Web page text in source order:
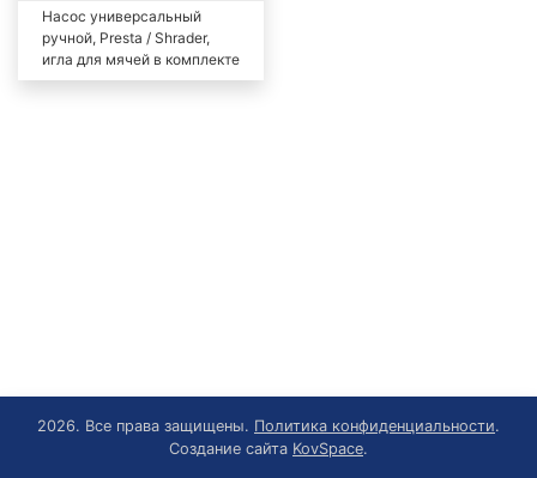
Насос универсальный
ручной, Presta / Shrader,
игла для мячей в комплекте
2026. Все права защищены. Политика конфиденциальности.
Создание сайта KovSpace.